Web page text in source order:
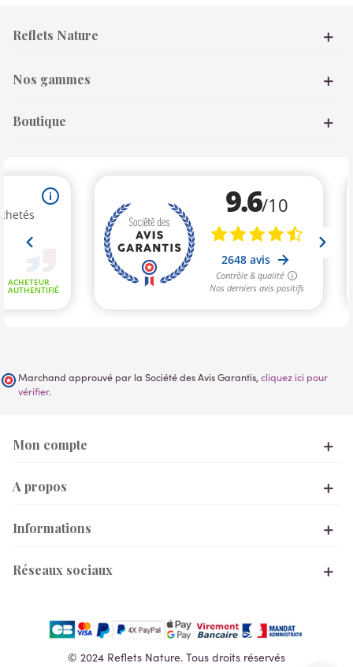
Reflets Nature
Nos gammes
Boutique
Marchand approuvé par la Société des Avis Garantis, cliquez ici pour
vérifier.
Mon compte
A propos
Informations
Réseaux sociaux
© 2024 Reflets Nature. Tous droits réservés